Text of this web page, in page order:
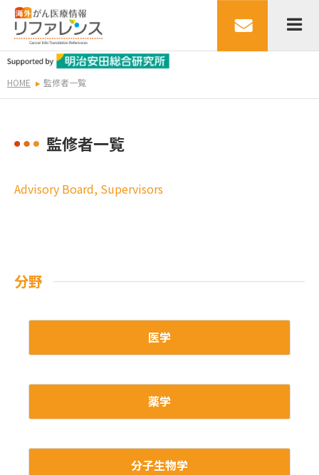
HOME 監修者一覧
監修者一覧
Advisory Board, Supervisors
分野
医学
薬学
分子生物学